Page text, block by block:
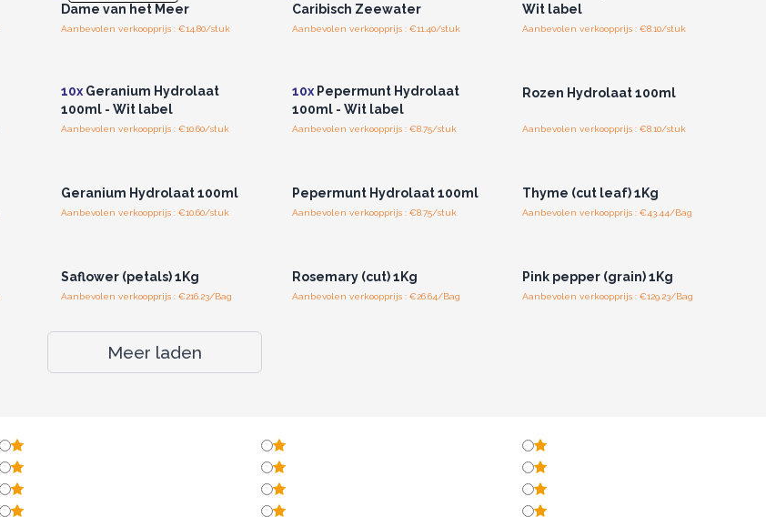
Dame van het Meer
Aanbevolen verkoopprijs : €14.80/stuk
Caribisch Zeewater
Aanbevolen verkoopprijs : €11.40/stuk
Wit label
Aanbevolen verkoopprijs : €8.10/stuk
10x Geranium Hydrolaat
100ml - Wit label
Aanbevolen verkoopprijs : €10.60/stuk
10xPepermunt Hydrolaat
100ml - Wit label
Aanbevolen verkoopprijs : €8.75/stuk
Rozen Hydrolaat 100ml
Aanbevolen verkoopprijs : €8.10/stuk
Geranium Hydrolaat 100ml
Aanbevolen verkoopprijs : €10.60/stuk
Pepermunt Hydrolaat 100ml
Aanbevolen verkoopprijs : €8.75/stuk
Thyme (cut leaf) 1Kg
Aanbevolen verkoopprijs : €43.44/Bag
Saflower (petals) 1Kg
Aanbevolen verkoopprijs : €216.23/Bag
Rosemary (cut) 1Kg
Aanbevolen verkoopprijs : €26.64/Bag
Pink pepper (grain) 1Kg
Aanbevolen verkoopprijs : €129.23/Bag
Meer laden